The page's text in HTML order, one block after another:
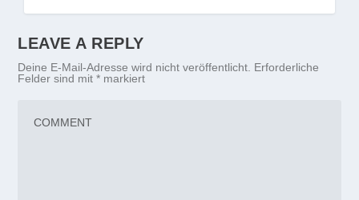
LEAVE A REPLY
Deine E-Mail-Adresse wird nicht veröffentlicht. Erforderliche
Felder sind mit* markiert